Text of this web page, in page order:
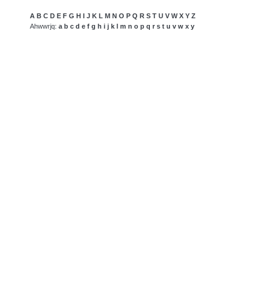
A B C D E F G H I J K L M N O P Q R S T U V W X Y Z
Ahwwrjq: a b c d e f g h i j k l m n o p q r s t u v w x y